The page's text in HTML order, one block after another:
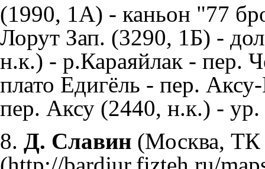
(1990, 1А) - каньон "77
Лорут Зап. (3290, 1Б) -
н.к.) - р.Караяйлак - пер.
плато Едигёль - пер.
пер. Аксу (2440, н.к.) -
8. Д. Славин (Москва,